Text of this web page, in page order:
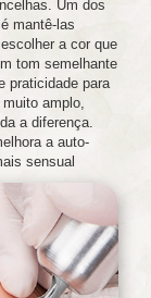
Um dos
mantê-las
a cor que
tom semelhante
praticidade para
amplo,
a diferença.
a auto-
sensual